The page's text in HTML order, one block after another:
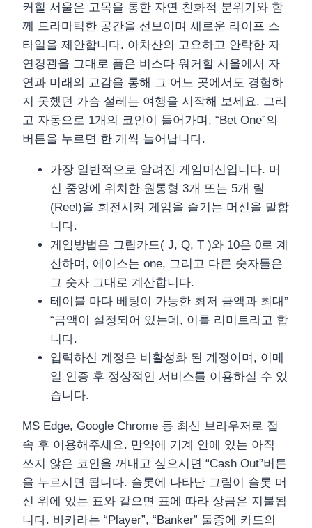
커힐 서울은 고목을 통한 자연 친화적 분위기와 함
께 드라마틱한 공간을 선보이며 새로운 라이프 스
타일을 제안합니다. 아차산의 고요하고 안락한 자
연경관을 그대로 품은 비스타 워커힐 서울에서 자
연과 미래의 교감을 통해 그 어느 곳에서도 경험하
지 못했던 가슴 설레는 여행을 시작해 보세요. 그리
고 자동으로 1개의 코인이 들어가며, “Bet One”의
버튼을 누르면 한 개씩 늘어납니다.
가장 일반적으로 알려진 게임머신입니다. 머
신 중앙에 위치한 원통형 3개 또는 5개 릴
(Reel)을 회전시켜 게임을 즐기는 머신을 말합
니다.
게임방법은 그림카드( J, Q, T )와 10은 0로 계
산하며, 에이스는 one, 그리고 다른 숫자들은
그 숫자 그대로 계산합니다.
테이블 마다 베팅이 가능한 최저 금액과 최대”
“금액이 설정되어 있는데, 이를 리미트라고 합
니다.
입력하신 계정은 비활성화 된 계정이며, 이메
일 인증 후 정상적인 서비스를 이용하실 수 있
습니다.
MS Edge, Google Chrome 등 최신 브라우저로 접
속 후 이용해주세요. 만약에 기계 안에 있는 아직
쓰지 않은 코인을 꺼내고 싶으시면 “Cash Out”버튼
을 누르시면 됩니다. 슬롯에 나타난 그림이 슬롯 머
신 위에 있는 표와 같으면 표에 따라 상금은 지불됩
니다. 바카라는 “Player”, “Banker” 둘중에 카드의